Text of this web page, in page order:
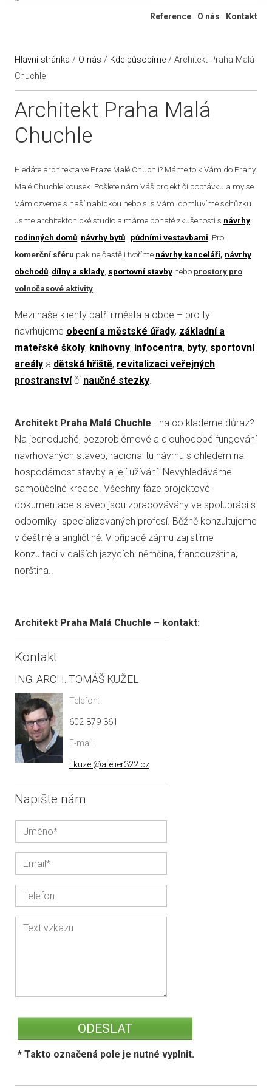
Reference O nás Kontakt
Hlavní stránka / O nás / Kde působíme / Architekt Praha Malá
Chuchle
Architekt Praha Malá
Chuchle
Hledáte architekta ve Praze Malé Chuchli? Máme to k Vám do Prahy
Malé Chuchle kousek. Pošlete nám Váš projekt či poptávku a my se
Vám ozveme s naší nabídkou nebo si s Vámi domluvíme schůzku.
Jsme architektonické studio a máme bohaté zkušenosti s návrhy
rodinných domů, návrhy bytů i půdními vestavbami. Pro
komerční sféru pak nejčastěji tvoříme návrhy kanceláří, návrhy
obchodů, dílny a sklady, sportovní stavby nebo prostory pro
volnočasové aktivity.
Mezi naše klienty patří i města a obce – pro ty
navrhujeme obecní a městské úřady, základní a
mateřské školy, knihovny, infocentra, byty, sportovní
areály a dětská hřiště, revitalizaci veřejných
prostranstvíči naučné stezky.
Architekt Praha Malá Chuchle - na co klademe důraz?
Na jednoduché, bezproblémové a dlouhodobé fungování
navrhovaných staveb, racionalitu návrhu s ohledem na
hospodárnost stavby a její užívání. Nevyhledáváme
samoúčelné kreace. Všechny fáze projektové
dokumentace staveb jsou zpracovávány ve spolupráci s
odborníky specializovaných profesí. Běžně konzultujeme
v češtině a angličtině. V případě zájmu zajistíme
konzultaci v dalších jazycích: němčina, francouzština,
norština..
Architekt Praha Malá Chuchle – kontakt:
Kontakt
ING. ARCH. TOMÁŠ KUŽEL
Telefon:
602 879 361
E-mail:
t.kuzel@atelier322.cz
Napište nám
* Takto označená pole je nutné vyplnit.